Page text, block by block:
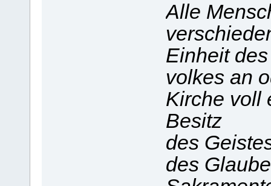
Alle
Einheit
volkes an
Kirche voll
Besitz
des
des